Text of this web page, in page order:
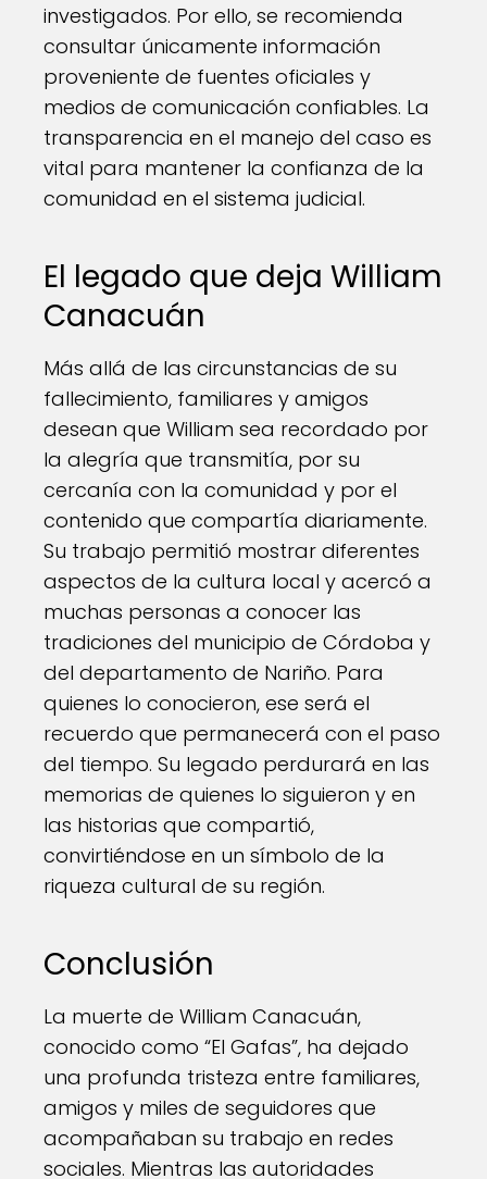
investigados. Por ello, se recomienda
consultar únicamente información
proveniente de fuentes oficiales y
medios de comunicación confiables. La
transparencia en el manejo del caso es
vital para mantener la confianza de la
comunidad en el sistema judicial.
El legado que deja William
Canacuán
Más allá de las circunstancias de su
fallecimiento, familiares y amigos
desean que William sea recordado por
la alegría que transmitía, por su
cercanía con la comunidad y por el
contenido que compartía diariamente.
Su trabajo permitió mostrar diferentes
aspectos de la cultura local y acercó a
muchas personas a conocer las
tradiciones del municipio de Córdoba y
del departamento de Nariño. Para
quienes lo conocieron, ese será el
recuerdo que permanecerá con el paso
del tiempo. Su legado perdurará en las
memorias de quienes lo siguieron y en
las historias que compartió,
convirtiéndose en un símbolo de la
riqueza cultural de su región.
Conclusión
La muerte de William Canacuán,
conocido como “El Gafas”, ha dejado
una profunda tristeza entre familiares,
amigos y miles de seguidores que
acompañaban su trabajo en redes
sociales. Mientras las autoridades